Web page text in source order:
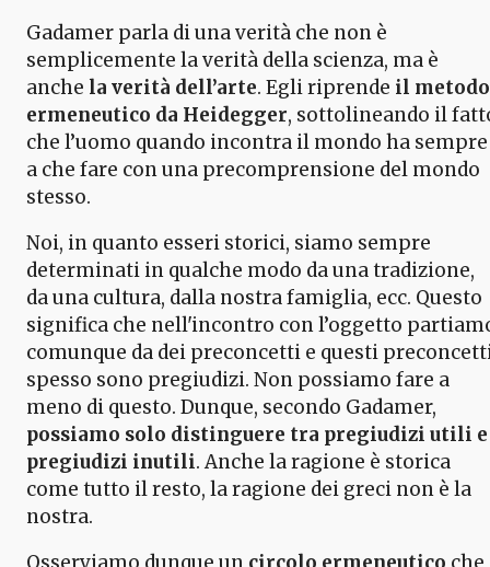
Gadamer parla di una verità che non è
semplicemente la verità della scienza, ma è
anche la verità dell’arte. Egli riprende il metodo
ermeneutico da Heidegger, sottolineando il
che l’uomo quando incontra il mondo ha sempre
a che fare con una precomprensione del mondo
stesso.
Noi, in quanto esseri storici, siamo sempre
determinati in qualche modo da una tradizione,
da una cultura, dalla nostra famiglia, ecc. Questo
significa che nell'incontro con l’oggetto
comunque da dei preconcetti e questi
spesso sono pregiudizi. Non possiamo fare a
meno di questo. Dunque, secondo Gadamer,
possiamo solo distinguere tra pregiudizi utili e
pregiudizi inutili. Anche la ragione è storica
come tutto il resto, la ragione dei greci non è la
nostra.